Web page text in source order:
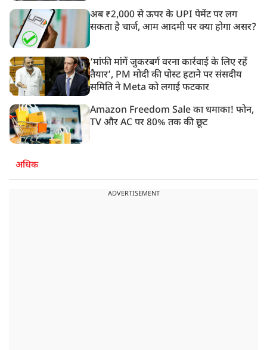
अब ₹2,000 से ऊपर के UPI पेमेंट पर लग
सकता है चार्ज, आम आदमी पर क्या होगा असर?
‘मांफी मांगें जुकरबर्ग वरना कार्रवाई के लिए रहें
तैयार’, PM मोदी की पोस्ट हटाने पर संसदीय
समिति ने Meta को लगाई फटकार
Amazon Freedom Sale का धमाका! फोन,
TV और AC पर 80% तक की छूट
अधिक
ADVERTISEMENT